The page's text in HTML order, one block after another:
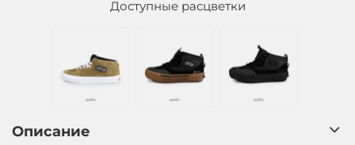
Доступные расцветки
Описание